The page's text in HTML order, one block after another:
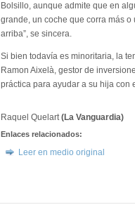
Bolsillo, aunque admite que en
grande, un coche que corra más
arriba”, se sincera.
Si bien todavía es minoritaria, la
Ramon Aixelà, gestor de
práctica para ayudar a su hija con
Raquel Quelart (La Vanguardia)
Enlaces relacionados:
Leer en medio original